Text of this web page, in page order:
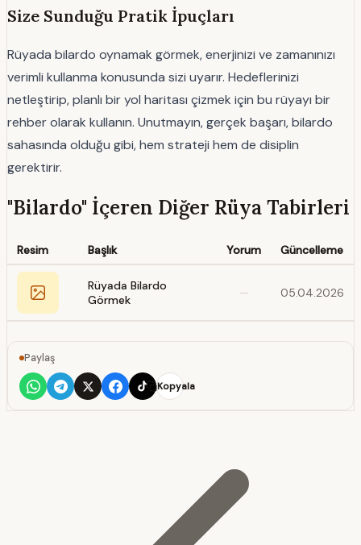
Size Sunduğu Pratik İpuçları
Rüyada bilardo oynamak görmek, enerjinizi ve zamanınızı
verimli kullanma konusunda sizi uyarır. Hedeflerinizi
netleştirip, planlı bir yol haritası çizmek için bu rüyayı bir
rehber olarak kullanın. Unutmayın, gerçek başarı, bilardo
sahasında olduğu gibi, hem strateji hem de disiplin
gerektirir.
"Bilardo" İçeren Diğer Rüya Tabirleri
Resim Başlık Yorum Güncelleme
Rüyada Bilardo
Görmek
— 05.04.2026
Paylaş
Kopyala